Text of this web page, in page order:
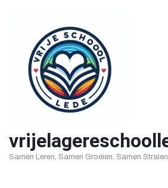
inhoud
Samen Leren, Samen Groeien, Samen